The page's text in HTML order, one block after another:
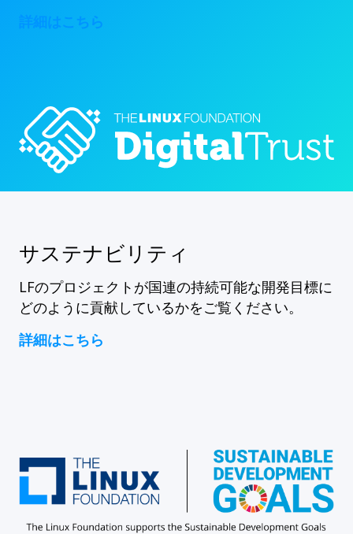
詳細はこちら
サステナビリティ
LFのプロジェクトが国連の持続可能な開発目標に
どのように貢献しているかをご覧ください。
詳細はこちら